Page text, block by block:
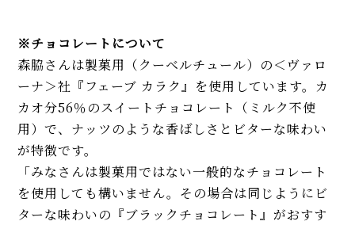
※チョコレートについて
森脇さんは製菓用（クーベルチュール）の＜ヴァロ
ーナ＞社『フェーブ カラク』を使用しています。カ
カオ分56％のスイートチョコレート（ミルク不使
用）で、ナッツのような香ばしさとビターな味わい
が特徴です。
「みなさんは製菓用ではない一般的なチョコレート
を使用しても構いません。その場合は同じようにビ
ターな味わいの『ブラックチョコレート』がおすす